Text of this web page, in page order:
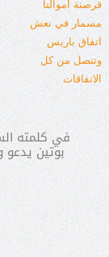
في كلمته
بوتين